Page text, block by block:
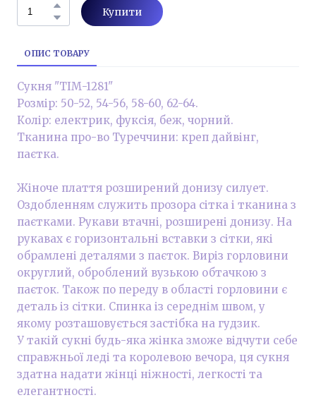
Купити
ОПИС ТОВАРУ
Сукня "ТІМ-1281"
Розмір: 50-52, 54-56, 58-60, 62-64.
Колір: електрик, фуксія, беж, чорний.
Тканина про-во Туреччини: креп дайвінг,
паєтка.
Жіноче плаття розширений донизу силует.
Оздобленням служить прозора сітка і тканина з
паєтками. Рукави втачні, розширені донизу. На
рукавах є горизонтальні вставки з сітки, які
обрамлені деталями з паєток. Виріз горловини
округлий, оброблений вузькою обтачкою з
паєток. Також по переду в області горловини є
деталь із сітки. Спинка із середнім швом, у
якому розташовується застібка на гудзик.
У такій сукні будь-яка жінка зможе відчути себе
справжньої леді та королевою вечора, ця сукня
здатна надати жінці ніжності, легкості та
елегантності.